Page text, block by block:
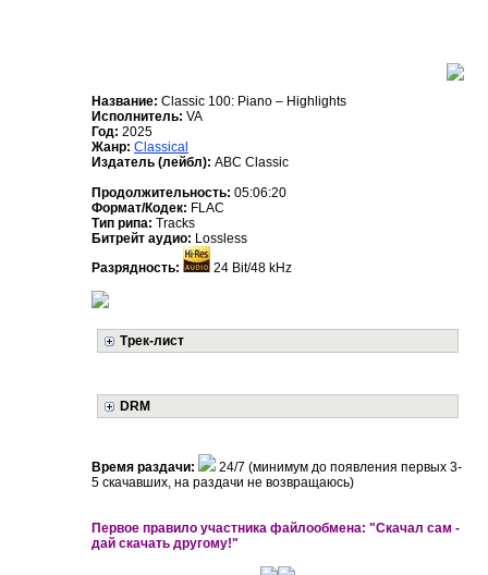
Название: Classic 100: Piano – Highlights
Исполнитель: VA
Год: 2025
Жанр: Classical
Издатель (лейбл): ABC Classic
Продолжительность: 05:06:20
Формат/Кодек: FLAC
Тип рипа: Tracks
Битрейт аудио: Lossless
Разрядность:
24 Bit/48 kHz
Трек-лист
DRM
Время раздачи:
24/7 (минимум до появления первых 3-
5 скачавших, на раздачи не возвращаюсь)
Первое правило участника файлообмена: "Скачал сам -
дай скачать другому!"